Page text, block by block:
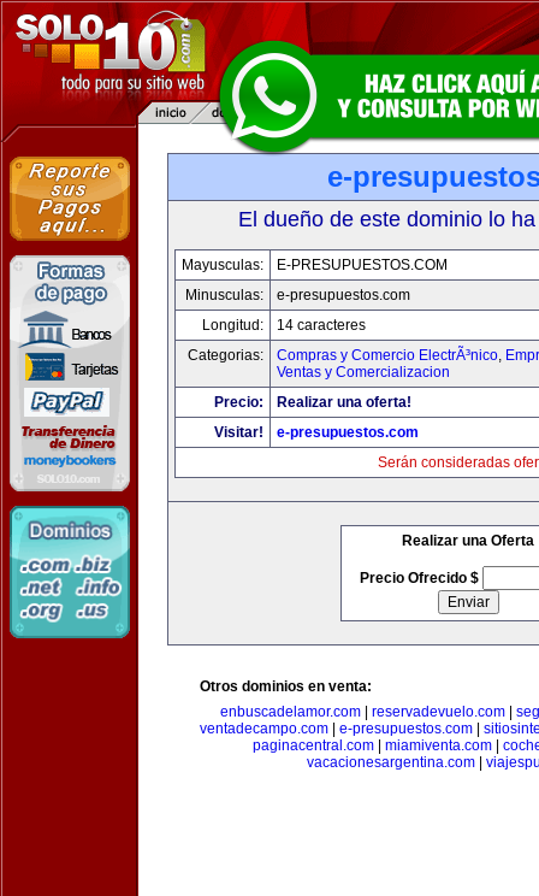
e-
El dueño de este dominio lo
Mayusculas:
E-PRESUPUESTOS.COM
Minusculas:
e-presupuestos.com
Longitud:
14 caracteres
Categorias:
Compras y Comercio ElectrÃ³nico,
Ventas y Comercializacion
Precio:
Realizar una oferta!
Visitar!
e-presupuestos.com
Serán consideradas
Realizar una Oferta
Precio Ofrecido $
Otros dominios en venta:
enbuscadelamor.com
reservadevuelo.com
ventadecampo.com
e-presupuestos.com
paginacentral.com| miamiventa.com|
vacacionesargentina.com